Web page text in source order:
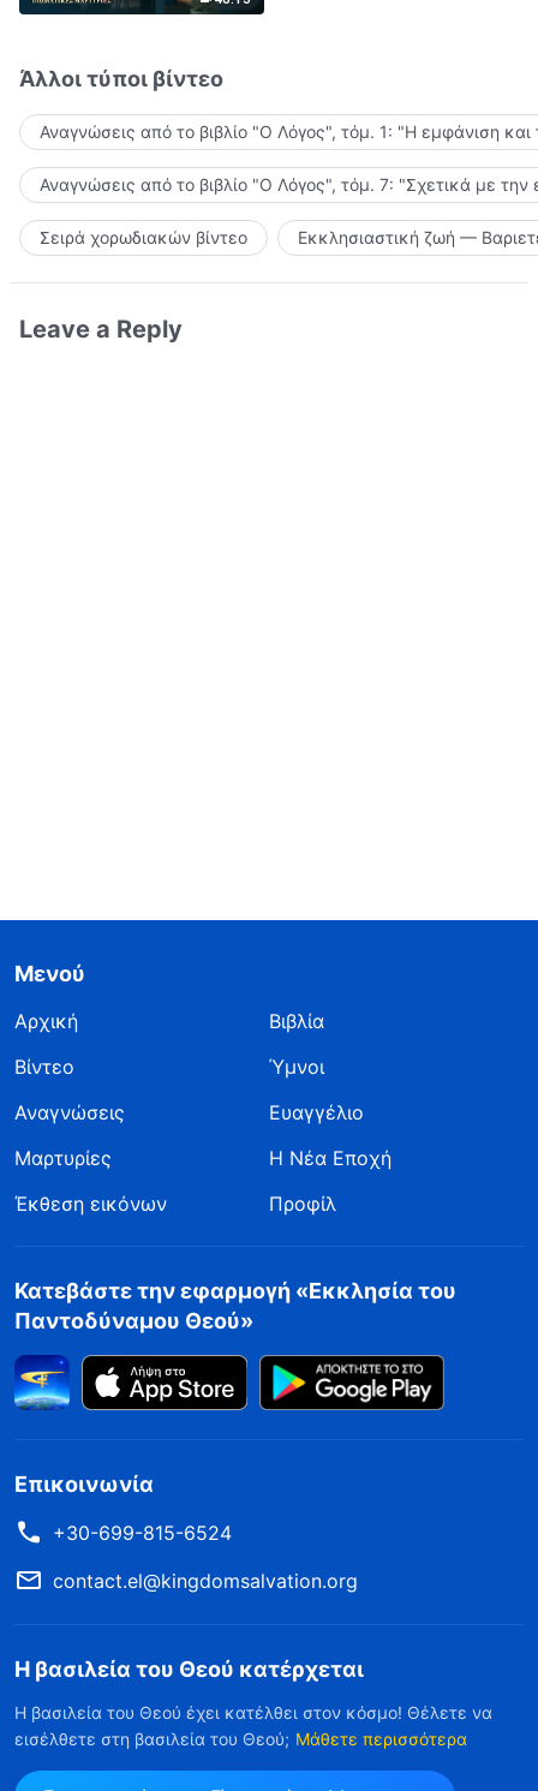
Άλλοι τύποι βίντεο
Αναγνώσεις από το βιβλίο "Ο Λόγος", τόμ. 1: "Η εμφάνιση
Αναγνώσεις από το βιβλίο "Ο Λόγος", τόμ. 7: "Σχετικά με την
Σειρά χορωδιακών βίντεο Εκκλησιαστική ζωή —
Leave a Reply
Μενού
Αρχική
Βιβλία
Βίντεο
Ύμνοι
Αναγνώσεις
Ευαγγέλιο
Μαρτυρίες
Η Νέα Εποχή
Έκθεση εικόνων
Προφίλ
Κατεβάστε την εφαρμογή «Εκκλησία του
Παντοδύναμου Θεού»
Επικοινωνία
+30-699-815-6524
contact.el@kingdomsalvation.org
Η βασιλεία του Θεού κατέρχεται
Η βασιλεία του Θεού έχει κατέλθει στον κόσμο! Θέλετε να
εισέλθετε στη βασιλεία του Θεού; Μάθετε περισσότερα